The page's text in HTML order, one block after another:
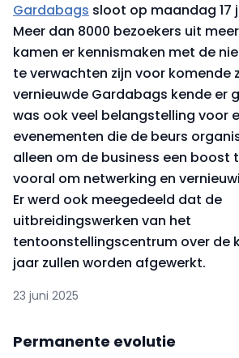
Gardabags sloot op maandag 17
Meer dan 8000 bezoekers uit
kamen er kennismaken met de
te verwachten zijn voor komende
vernieuwde Gardabags kende er
was ook veel belangstelling voor
evenementen die de beurs
alleen om de business een boost
vooral om netwerking en
Er werd ook meegedeeld dat de
uitbreidingswerken van het
tentoonstellingscentrum over de
jaar zullen worden afgewerkt.
23 juni 2025
Permanente evolutie